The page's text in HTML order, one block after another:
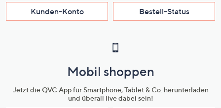
Kunden-Konto Bestell-Status
Mobil shoppen
Jetzt die QVC App für Smartphone, Tablet & Co. herunterladen
und überall live dabei sein!